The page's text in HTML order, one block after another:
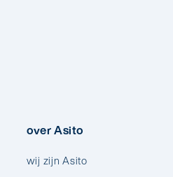
over Asito
wij zijn Asito